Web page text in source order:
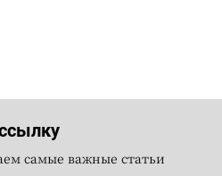
самые важные статьи